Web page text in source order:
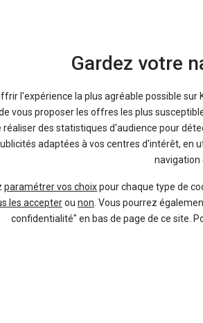
viennent sur le podium à leur tour !
Gardez votre
l'expérience la plus agréable possible sur
vous proposer les offres les plus
réaliser des statistiques d'audience pour
adaptées à vos centres d'intérêt, en
navigation
paramétrer vos choixpour chaque type de
les accepterou non . Vous pourrez
confidentialité" en bas de page de ce site.